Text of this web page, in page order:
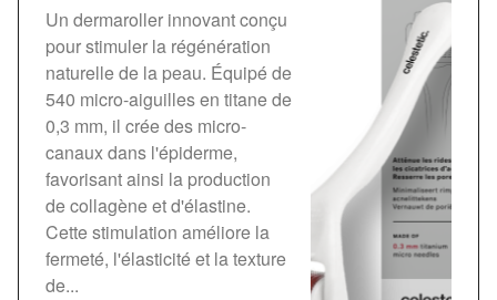
Un dermaroller innovant conçu
pour stimuler la régénération
naturelle de la peau. Équipé de
540 micro-aiguilles en titane de
0,3 mm, il crée des micro-
canaux dans l'épiderme,
favorisant ainsi la production
de collagène et d'élastine.
Cette stimulation améliore la
fermeté, l'élasticité et la texture
de...